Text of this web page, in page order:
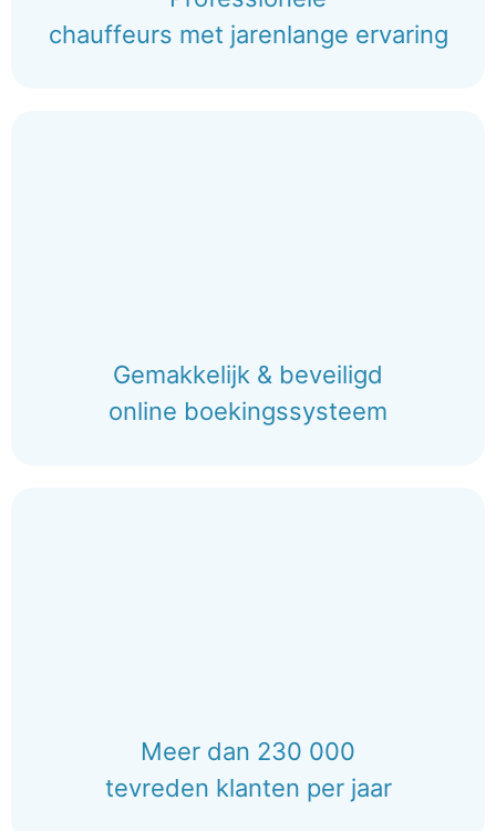
chauffeurs met jarenlange ervaring
Gemakkelijk & beveiligd
online boekingssysteem
Meer dan 230 000
tevreden klanten per jaar